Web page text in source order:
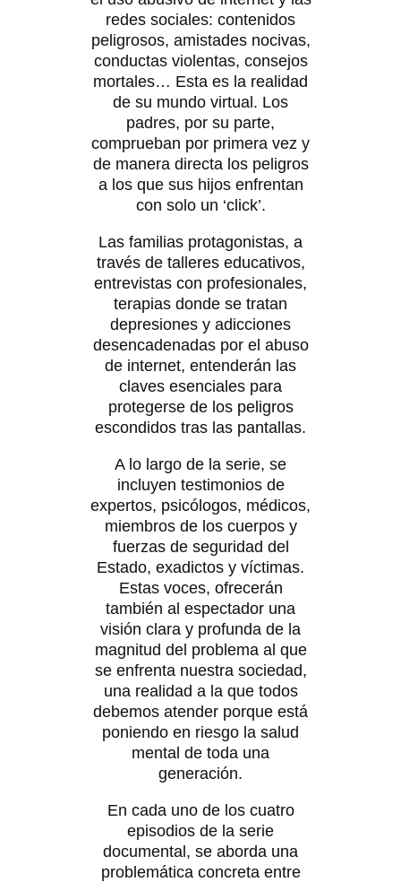
redes sociales: contenidos
peligrosos, amistades nocivas,
conductas violentas, consejos
mortales… Esta es la realidad
de su mundo virtual. Los
padres, por su parte,
comprueban por primera vez y
de manera directa los peligros
a los que sus hijos enfrentan
con solo un ‘click’.
Las familias protagonistas, a
través de talleres educativos,
entrevistas con profesionales,
terapias donde se tratan
depresiones y adicciones
desencadenadas por el abuso
de internet, entenderán las
claves esenciales para
protegerse de los peligros
escondidos tras las pantallas.
A lo largo de la serie, se
incluyen testimonios de
expertos, psicólogos, médicos,
miembros de los cuerpos y
fuerzas de seguridad del
Estado, exadictos y víctimas.
Estas voces, ofrecerán
también al espectador una
visión clara y profunda de la
magnitud del problema al que
se enfrenta nuestra sociedad,
una realidad a la que todos
debemos atender porque está
poniendo en riesgo la salud
mental de toda una
generación.
En cada uno de los cuatro
episodios de la serie
documental, se aborda una
problemática concreta entre